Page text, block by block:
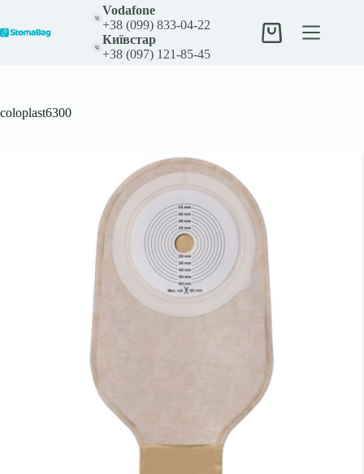
вмісту
Vodafone
+38 (099) 833-04-22
Київстар
+38 (097) 121-85-45
Кошик
coloplast6300